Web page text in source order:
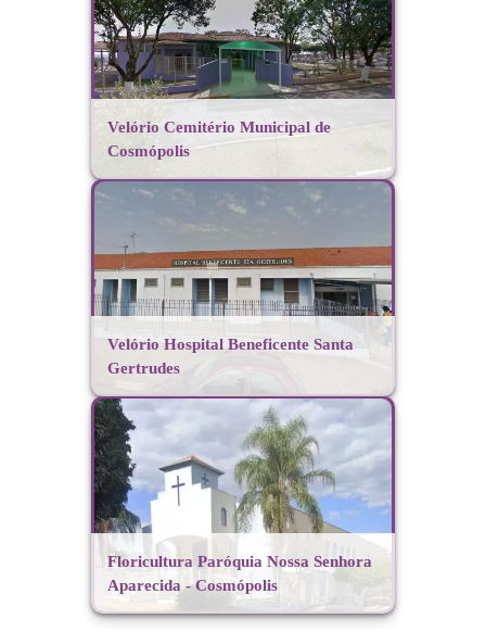
Velório Cemitério Municipal de
Cosmópolis
Velório Hospital Beneficente Santa
Gertrudes
Floricultura Paróquia Nossa Senhora
Aparecida - Cosmópolis